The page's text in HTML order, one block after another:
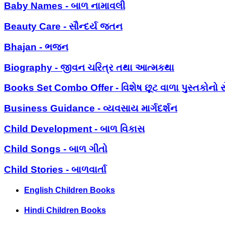
Baby Names - બાળ નામાવલી
Beauty Care - સૌન્દર્ય જતન
Bhajan - ભજન
Biography - જીવન ચરિત્ર તથા આત્મકથા
Books Set Combo Offer - વિશેષ છૂટ વાળા પુસ્તકોનો
Business Guidance - વ્યવસાય માર્ગદર્શન
Child Development - બાળ વિકાસ
Child Songs - બાળ ગીતો
Child Stories - બાળવાર્તા
English Children Books
Hindi Children Books